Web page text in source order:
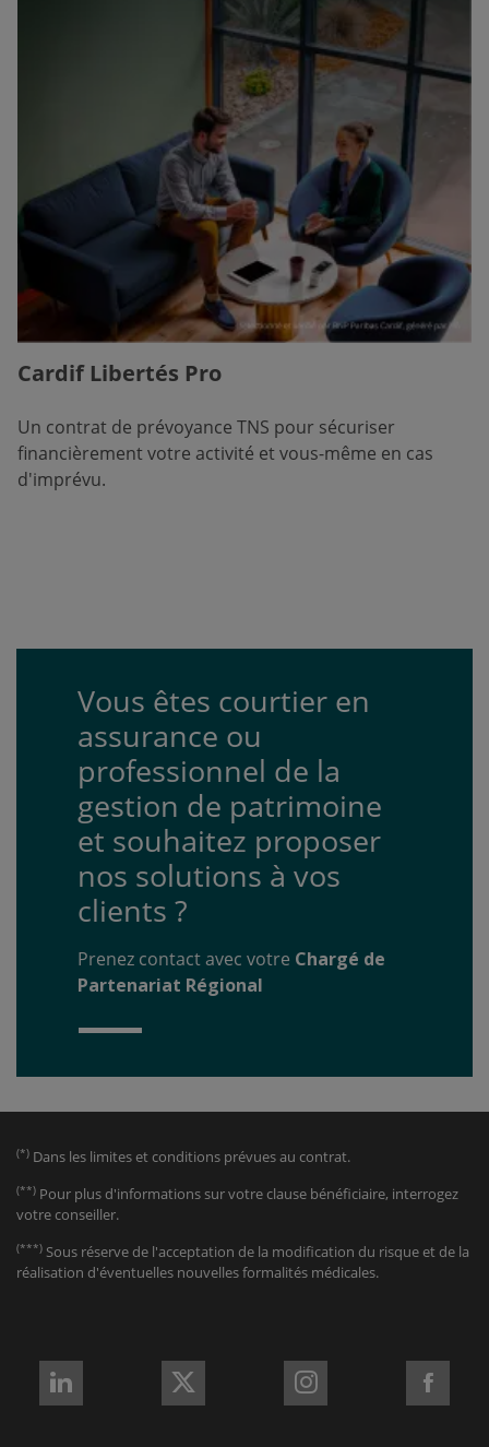
Cardif Libertés Pro
Un contrat de prévoyance TNS pour sécuriser
financièrement votre activité et vous-même en cas
d'imprévu.
Vous êtes courtier en
assurance ou
professionnel de la
gestion de patrimoine
et souhaitez proposer
nos solutions à vos
clients ?
Prenez contact avec votre Chargé de
Partenariat Régional
(*) Dans les limites et conditions prévues au contrat.
(**) Pour plus d'informations sur votre clause bénéficiaire, interrogez
votre conseiller.
(***) Sous réserve de l'acceptation de la modification du risque et de la
réalisation d'éventuelles nouvelles formalités médicales.